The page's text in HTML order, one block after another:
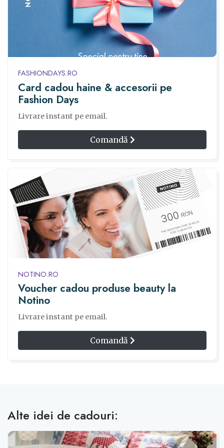
FASHIONDAYS.RO
Card cadou haine & accesorii pe
Fashion Days
Livrare instant pe email.
Comandă
NOTINO.RO
Voucher cadou produse beauty la
Notino
Livrare instant pe email.
Comandă
Alte idei de cadouri: